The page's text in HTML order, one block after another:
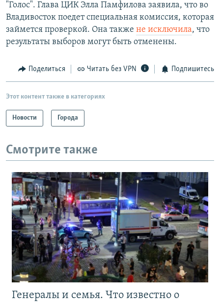
"Голос". Глава ЦИК Элла Памфилова заявила, что во
Владивосток поедет специальная комиссия, которая
займется проверкой. Она также не исключила, что
результаты выборов могут быть отменены.
Поделиться Читать без VPN Подпишитесь
Этот контент также в категориях
Новости Города
Смотрите также
Генералы и семья. Что известно о